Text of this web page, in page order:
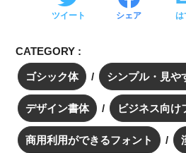
ツイート シェア は
CATEGORY :
ゴシック体 シンプル・見や
デザイン書体 ビジネス向け
商用利用ができるフォント